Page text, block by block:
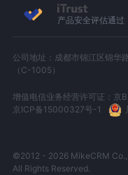
产品安全评估通过
公司地址：成都市锦江区锦华
（C-1005）
增值电信业务经营许可证：京
京ICP备15000327号-1
©2012 - 2026 MikeCRM Co.,
All Rights Reserved.